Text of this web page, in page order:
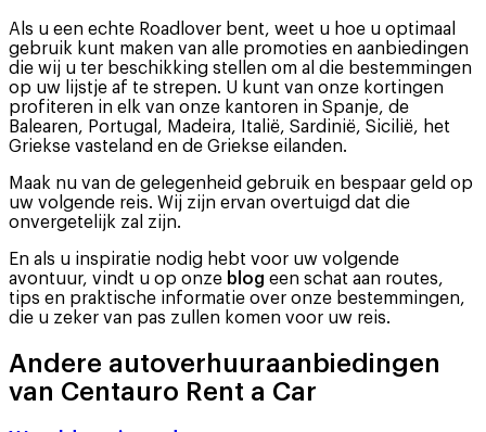
Als u een echte Roadlover bent, weet u hoe u optimaal
gebruik kunt maken van alle promoties en aanbiedingen
die wij u ter beschikking stellen om al die bestemmingen
op uw lijstje af te strepen. U kunt van onze kortingen
profiteren in elk van onze kantoren in Spanje, de
Balearen, Portugal, Madeira, Italië, Sardinië, Sicilië, het
Griekse vasteland en de Griekse eilanden.
Maak nu van de gelegenheid gebruik en bespaar geld op
uw volgende reis. Wij zijn ervan overtuigd dat die
onvergetelijk zal zijn.
En als u inspiratie nodig hebt voor uw volgende
avontuur, vindt u op onze blog een schat aan routes,
tips en praktische informatie over onze bestemmingen,
die u zeker van pas zullen komen voor uw reis.
Andere autoverhuuraanbiedingen
van Centauro Rent a Car